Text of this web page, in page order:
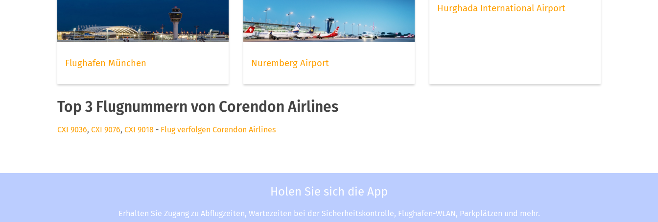
Flughafen München Nuremberg Airport
Hurghada International Airport
Top 3 Flugnummern von Corendon Airlines
CXI 9036, CXI 9076, CXI 9018 - Flug verfolgen Corendon Airlines
Holen Sie sich die App
Erhalten Sie Zugang zu Abflugzeiten, Wartezeiten bei der Sicherheitskontrolle, Flughafen-WLAN, Parkplätzen und mehr.